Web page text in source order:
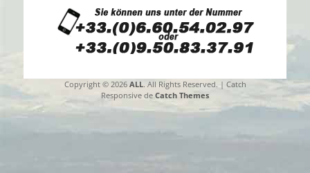
Copyright © 2026 ALL. All Rights Reserved. | Catch
Responsive de Catch Themes